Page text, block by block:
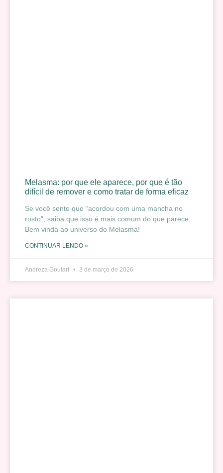
Melasma: por que ele aparece, por que é tão
difícil de remover e como tratar de forma eficaz
Se você sente que “acordou com uma mancha no
rosto”, saiba que isso é mais comum do que parece.
Bem vinda ao universo do Melasma!
CONTINUAR LENDO »
Andreza Goulart 3 de março de 2026